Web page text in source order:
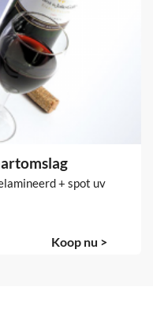
+ spot uv
Koop nu >